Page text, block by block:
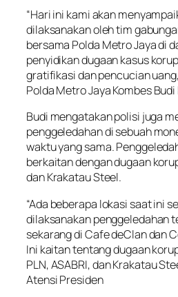
“Hari ini kami akan
dilaksanakan oleh tim
bersama Polda Metro Jaya di
penyidikan dugaan kasus
gratifikasi dan pencucian
Polda Metro Jaya Kombes
Budi mengatakan polisi juga
penggeledahan di sebuah
waktu yang sama.
berkaitan dengan dugaan
dan Krakatau Steel.
“Ada beberapa lokasi saat ini
dilaksanakan penggeledahan
sekarang di Cafe deClan dan
Ini kaitan tentang dugaan
PLN, ASABRI, dan Krakatau
Atensi Presiden